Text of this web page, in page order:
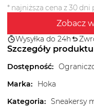
* najniższa cena z 30 dni
Zobacz
Wysyłka do 24h
Szczegóły produktu
Dostępność:
Marka:
Hoka
Kategoria: Sneakersy